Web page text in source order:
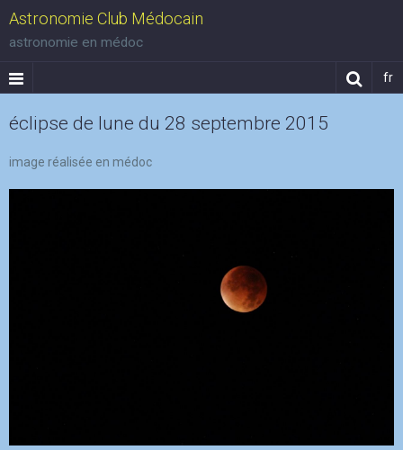
Astronomie Club Médocain
astronomie en médoc
fr
éclipse de lune du 28 septembre 2015
image réalisée en médoc